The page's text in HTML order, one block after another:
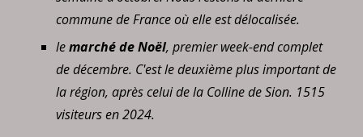
commune de France où elle est délocalisée.
lemarché de Noël, premier week-end complet
de décembre. C'est le deuxième plus important de
la région, après celui de la Colline de Sion. 1515
visiteurs en 2024.